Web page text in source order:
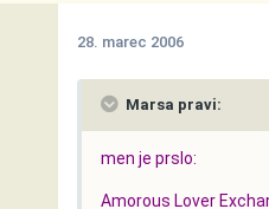
28. marec 2006
Marsa pravi:
men je prslo:
Amorous Lover